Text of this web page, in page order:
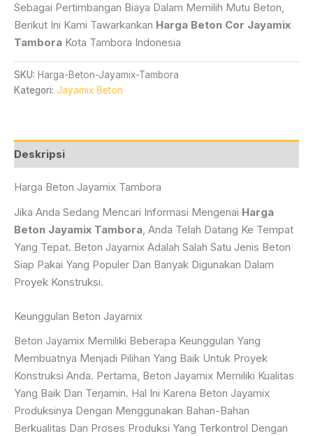
Sebagai Pertimbangan Biaya Dalam Memilih Mutu Beton,
Berikut Ini Kami Tawarkankan Harga Beton Cor Jayamix
Tambora Kota Tambora Indonesia
SKU: Harga-Beton-Jayamix-Tambora
Kategori: Jayamix Beton
Deskripsi
Harga Beton Jayamix Tambora
Jika Anda Sedang Mencari Informasi Mengenai Harga
Beton Jayamix Tambora , Anda Telah Datang Ke Tempat
Yang Tepat. Beton Jayamix Adalah Salah Satu Jenis Beton
Siap Pakai Yang Populer Dan Banyak Digunakan Dalam
Proyek Konstruksi.
Keunggulan Beton Jayamix
Beton Jayamix Memiliki Beberapa Keunggulan Yang
Membuatnya Menjadi Pilihan Yang Baik Untuk Proyek
Konstruksi Anda. Pertama, Beton Jayamix Memiliki Kualitas
Yang Baik Dan Terjamin. Hal Ini Karena Beton Jayamix
Produksinya Dengan Menggunakan Bahan-Bahan
Berkualitas Dan Proses Produksi Yang Terkontrol Dengan